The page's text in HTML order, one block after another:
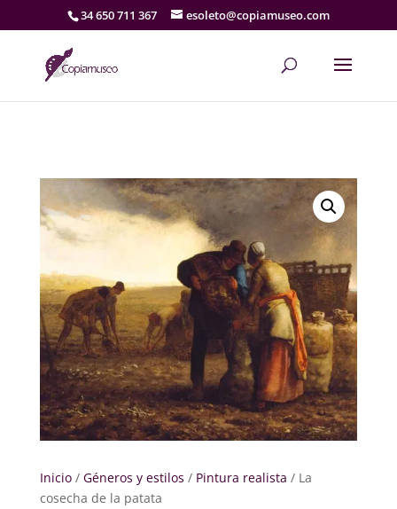
34 650 711 367 esoleto@copiamuseo.com
Inicio/ Géneros y estilos / Pintura realista / La
cosecha de la patata